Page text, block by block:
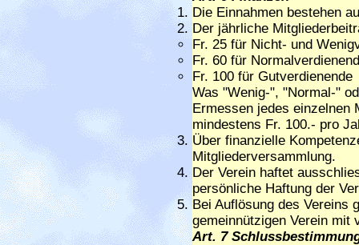
Die Einnahmen bestehen
Der jährliche
Fr. 25 für Nicht- und
Fr. 60 für
Fr. 100 für Gutverdienende
Was "Wenig-", "Normal-"
Ermessen jedes einzelnen
mindestens Fr. 100.- pro
Über finanzielle
Mitgliederversammlung.
Der Verein haftet
persönliche Haftung der
Bei Auflösung des Vereins
gemeinnützigen Verein mit
Art. 7